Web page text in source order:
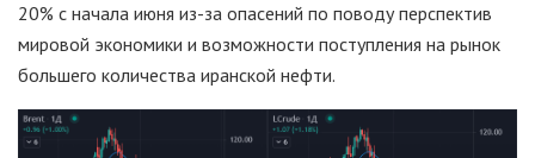
20% с начала июня из-за опасений по поводу перспектив
мировой экономики и возможности поступления на рынок
большего количества иранской нефти.